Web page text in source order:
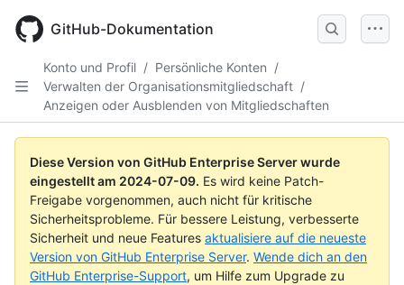
main
GitHub-Dokumentation
Konto und Profil / Persönliche Konten /
Verwalten der Organisationsmitgliedschaft /
Anzeigen oder Ausblenden von Mitgliedschaften
Diese Version von GitHub Enterprise Server wurde
eingestellt am 2024-07-09. Es wird keine Patch-
Freigabe vorgenommen, auch nicht für kritische
Sicherheitsprobleme. Für bessere Leistung, verbesserte
Sicherheit und neue Features aktualisiere auf die neueste
Version von GitHub Enterprise Server. Wende dich an den
GitHub Enterprise-Support, um Hilfe zum Upgrade zu